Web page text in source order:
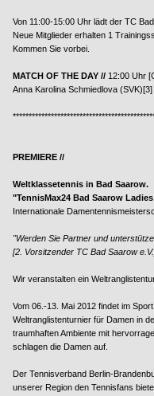
Von 11:00-15:00 Uhr lädt der TC
Neue Mitglieder erhalten 1
Kommen Sie vorbei.
MATCH OF THE DAY // 12:00 Uhr
Anna Karolina Schmiedlova
PREMIERE //
Weltklassetennis in Bad Saarow.
"TennisMax24 Bad Saarow
Internationale
"Werden Sie Partner und
[2. Vorsitzender TC Bad Saarow
Wir veranstalten ein
Vom 06.-13. Mai 2012 findet im
Weltranglistenturnier für Damen in
traumhaften Ambiente mit
schlagen die Damen auf.
Der Tennisverband Berlin-
unserer Region den Tennisfans